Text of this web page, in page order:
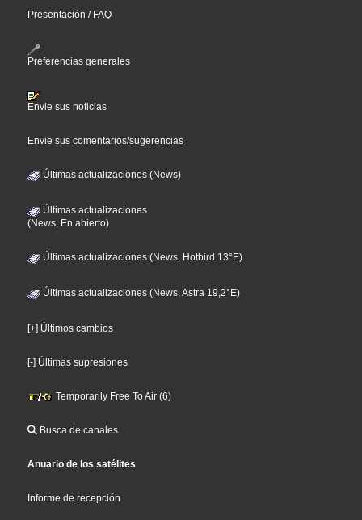
Presentación / FAQ
Preferencias generales
Envie sus noticias
Envie sus comentarios/sugerencias
Últimas actualizaciones (News)
Últimas actualizaciones
(News, En abierto)
Últimas actualizaciones (News, Hotbird 13°E)
Últimas actualizaciones (News, Astra 19,2°E)
[+] Últimos cambios
[-] Últimas supresiones
Temporarily Free To Air (6)
Busca de canales
Anuario de los satélites
Informe de recepción